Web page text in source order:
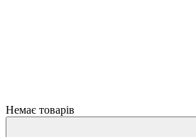
Немає товарів